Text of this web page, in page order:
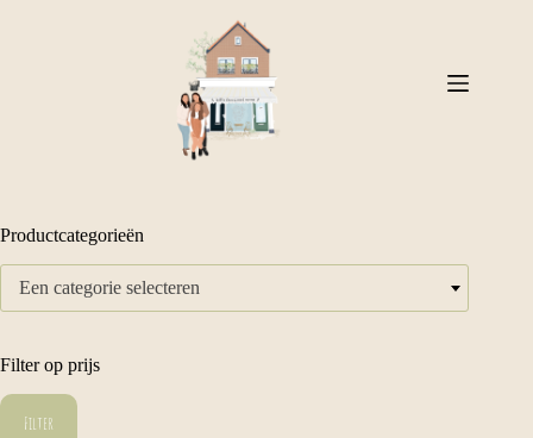
Productcategorieën
Een categorie selecteren
Filter op prijs
Min.
prijs
Max.
prijsFilter